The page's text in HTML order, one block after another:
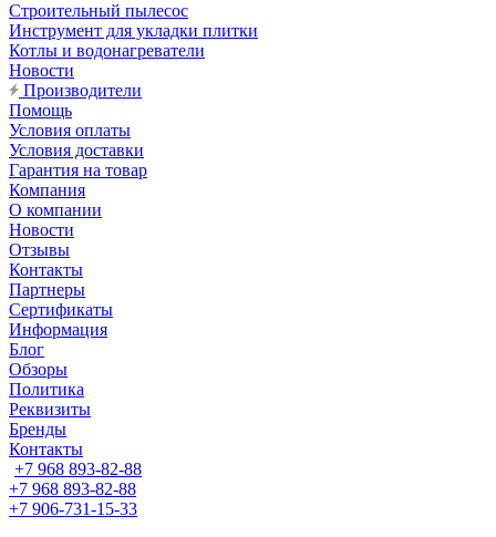
Строительный пылесос
Инструмент для укладки плитки
Котлы и водонагреватели
Новости
Производители
Помощь
Условия оплаты
Условия доставки
Гарантия на товар
Компания
О компании
Новости
Отзывы
Контакты
Партнеры
Сертификаты
Информация
Блог
Обзоры
Политика
Реквизиты
Бренды
Контакты
+7 968 893-82-88
+7 968 893-82-88
+7 906-731-15-33